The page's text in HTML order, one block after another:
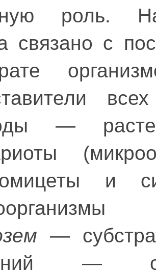
роль.
связано с
—
и
—
—